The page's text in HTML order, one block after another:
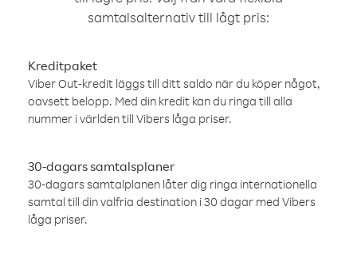
samtalsalternativ till lågt pris:
Kreditpaket
Viber Out-kredit läggs till ditt saldo när du köper något,
oavsett belopp. Med din kredit kan du ringa till alla
nummer i världen till Vibers låga priser.
30-dagars samtalsplaner
30-dagars samtalplanen låter dig ringa internationella
samtal till din valfria destination i 30 dagar med Vibers
låga priser.